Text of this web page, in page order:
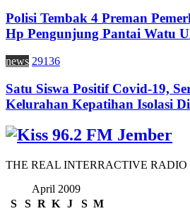
Polisi Tembak 4 Preman
Hp Pengunjung Pantai Watu
news 29136
Satu Siswa Positif Covid-19,
Kelurahan Kepatihan Isolasi
THE REAL INTERRACTIVE RADIO
April 2009
S
S R K J S M